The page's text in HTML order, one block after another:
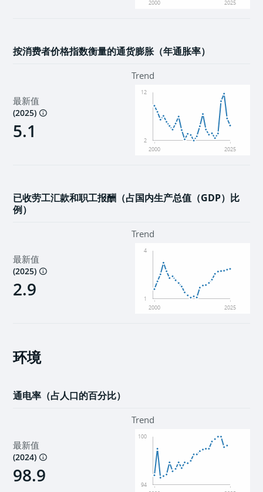
2000 2025
按消费者价格指数衡量的通货膨胀（年通胀率）
最新值
(2025)
5.1
Trend
2000 2025
2
12
已收劳工汇款和职工报酬（占国内生产总值（GDP）比
例）
最新值
(2025)
2.9
Trend
2000 2025
1
4
环境
通电率（占人口的百分比）
最新值
(2024)
98.9
Trend
94
100